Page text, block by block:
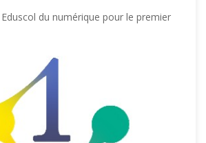
du numérique pour le premier